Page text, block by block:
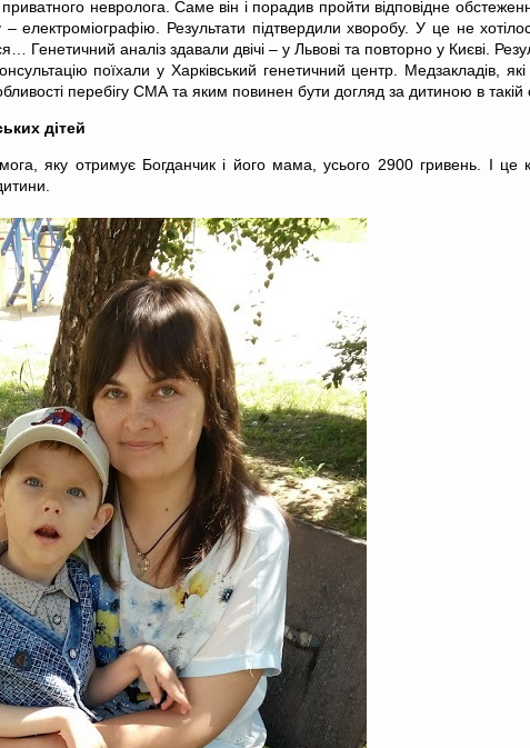
невролога. Саме він і порадив пройти відповідне
– електроміографію. Результати підтвердили хворобу. У це не
Генетичний аналіз здавали двічі – у Львові та повторно у Києві.
поїхали у Харківський генетичний центр. Медзакладів,
перебігу СМА та яким повинен бути догляд за дитиною в такій
дітей
яку отримує Богданчик і його мама, усього 2900 гривень. І це